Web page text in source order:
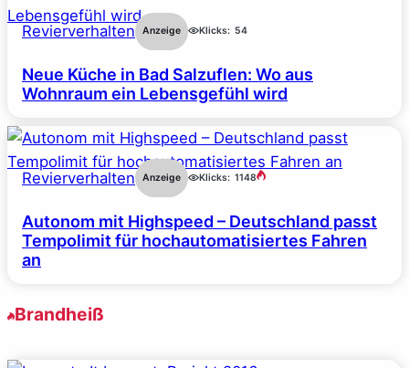
Revierverhalten Anzeige Klicks: 54
Neue Küche in Bad Salzuflen: Wo aus
Wohnraum ein Lebensgefühl wird
Revierverhalten Anzeige Klicks: 1148
Autonom mit Highspeed – Deutschland passt
Tempolimit für hochautomatisiertes Fahren
an
Brandheiß